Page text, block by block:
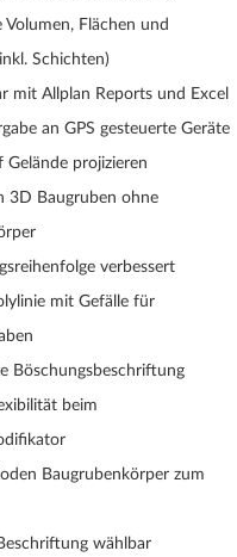
Volumen, Flächen und
Schichten)
mit Allplan Reports und Excel
an GPS gesteuerte Geräte
Gelände projizieren
3D Baugruben ohne
verbessert
mit Gefälle für
Böschungsbeschriftung
beim
Baugrubenkörper zum
wählbar